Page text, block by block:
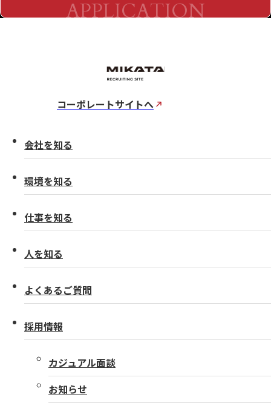
APPLICATION
コーポレートサイトへ
会社を知る
環境を知る
仕事を知る
人を知る
よくあるご質問
採用情報
カジュアル面談
お知らせ